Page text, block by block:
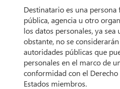
Destinatario es una
pública, agencia u otro
los datos personales, ya
obstante, no se
autoridades públicas que
personales en el marco de
conformidad con el
Estados miembros.